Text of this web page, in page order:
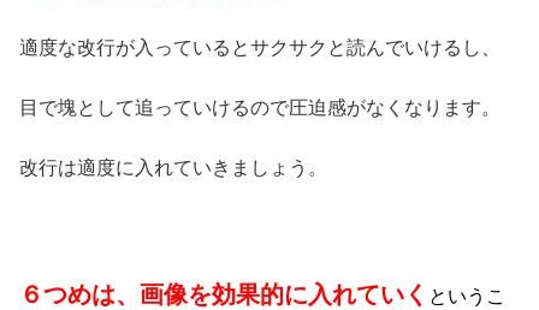
適度な改行が入っているとサクサクと読んでいけるし、
目で塊として追っていけるので圧迫感がなくなります。
改行は適度に入れていきましょう。
６つめは、画像を効果的に入れていく というこ